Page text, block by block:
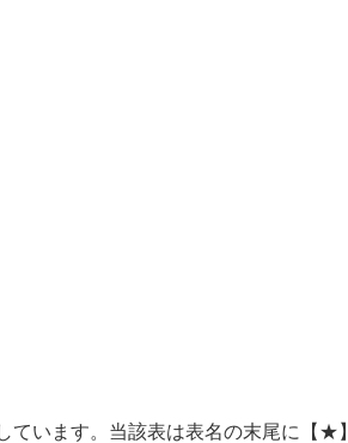
います。当該表は表名の末尾に【★